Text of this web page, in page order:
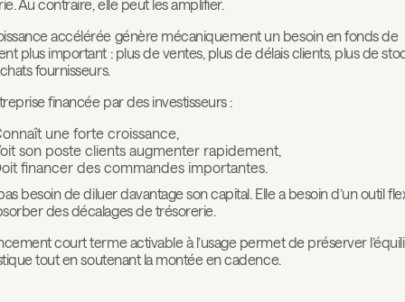
Au contraire, elle peut les amplifier.
accélérée génère mécaniquement un besoin en fonds de
plus important : plus de ventes, plus de délais clients, plus de
fournisseurs.
financée par des investisseurs :
une forte croissance,
son poste clients augmenter rapidement,
financer des commandes importantes.
pas besoin de diluer davantage son capital. Elle a besoin d’un outil
des décalages de trésorerie.
court terme activable à l’usage permet de préserver
tout en soutenant la montée en cadence.